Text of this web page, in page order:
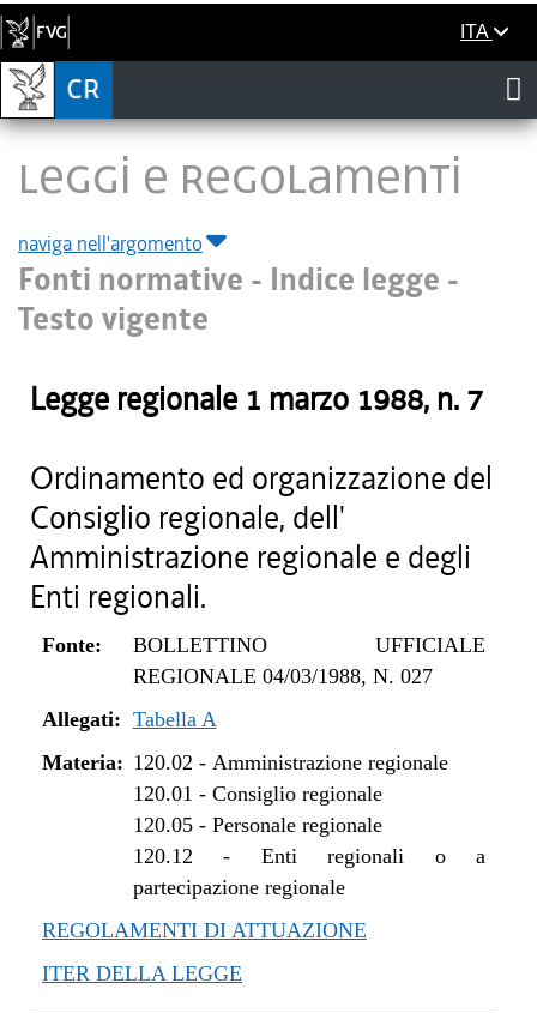
ITA
LEGGI E REGOLAMENTI
naviga nell'argomento
Fonti normative - Indice legge -
Testo vigente
Legge regionale 1 marzo 1988, n. 7
Ordinamento ed organizzazione del
Consiglio regionale, dell'
Amministrazione regionale e degli
Enti regionali.
Fonte:
BOLLETTINO UFFICIALE
REGIONALE 04/03/1988, N. 027
Allegati: Tabella A
Materia: 120.02 - Amministrazione regionale
120.01 - Consiglio regionale
120.05- Personale regionale
120.12 - Enti regionali o a
partecipazione regionale
REGOLAMENTI DI ATTUAZIONE
ITER DELLA LEGGE